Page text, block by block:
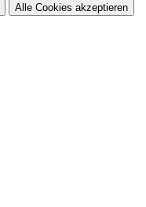
Alle Cookies akzeptieren